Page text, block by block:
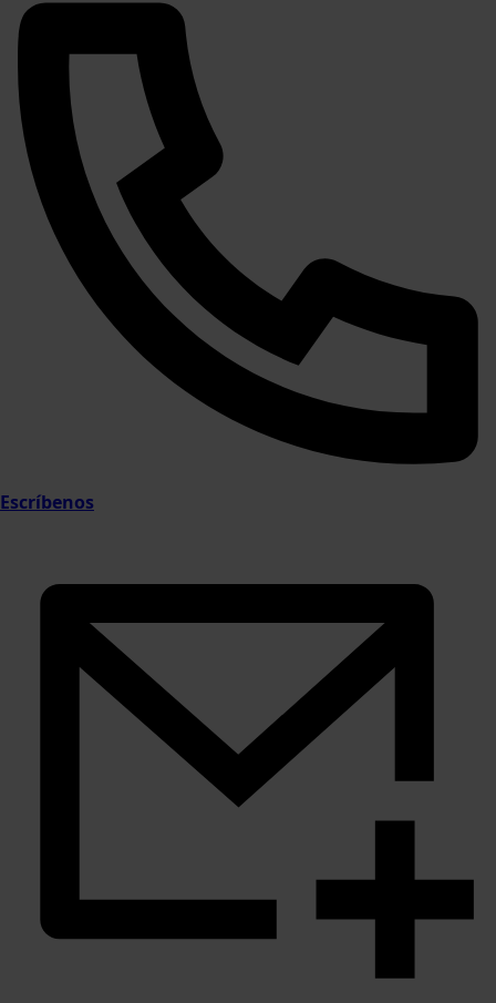
Escríbenos